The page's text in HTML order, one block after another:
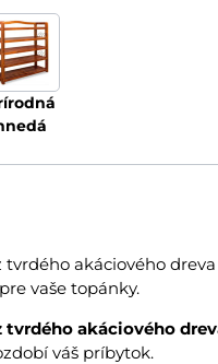
akáciového dreva
vaše topánky.
tvrdého akáciového
váš príbytok.